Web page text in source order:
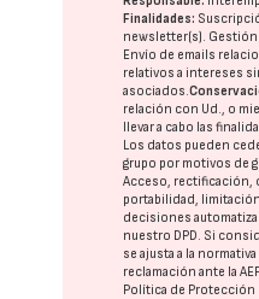
Finalidades:
newsletter(s).
Envío de emails
relativos a intereses
asociados.
relación con Ud., o
llevar a cabo las
Los datos pueden
grupo por motivos de
Acceso, rectificación,
portabilidad,
decisiones
nuestro DPD. Si
se ajusta a la
reclamación ante la
Política de Protección